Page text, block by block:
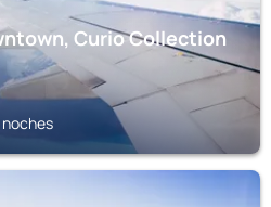
Curio Collection